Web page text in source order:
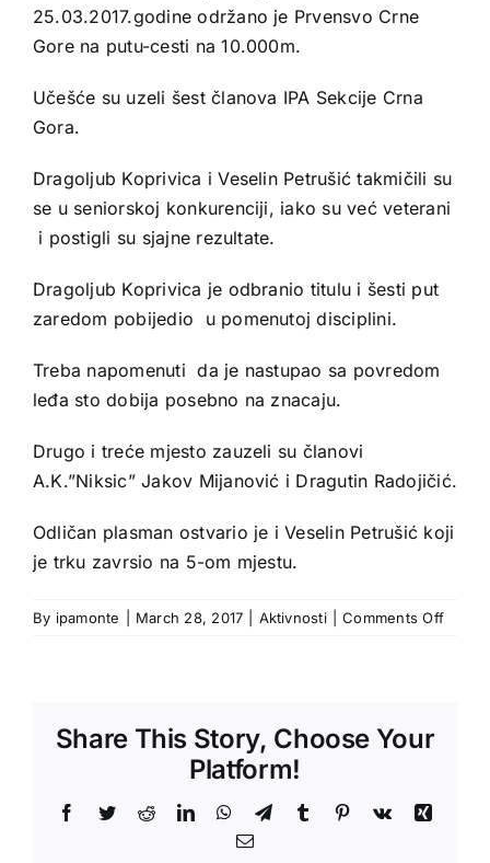
25.03.2017.godine održano je Prvensvo Crne
Gore na putu-cesti na 10.000m.
Učešće su uzeli šest članova IPA Sekcije Crna
Gora.
Dragoljub Koprivica i Veselin Petrušić takmičili su
se u seniorskoj konkurenciji, iako su već veterani
i postigli su sjajne rezultate.
Dragoljub Koprivica je odbranio titulu i šesti put
zaredom pobijedio u pomenutoj disciplini.
Treba napomenuti da je nastupao sa povredom
leđa sto dobija posebno na znacaju.
Drugo i treće mjesto zauzeli su članovi
A.K.”Niksic” Jakov Mijanović i Dragutin Radojičić.
Odličan plasman ostvario je i Veselin Petrušić koji
je trku zavrsio na 5-om mjestu.
By ipamonte March 28, 2017 Aktivnosti Comments Offon
Share This Story, Choose Your
Platform!
Facebook
TwitterRedditLinkedInWhatsApp
TelegramTumblr Pinterest
Vk
Xing
Email